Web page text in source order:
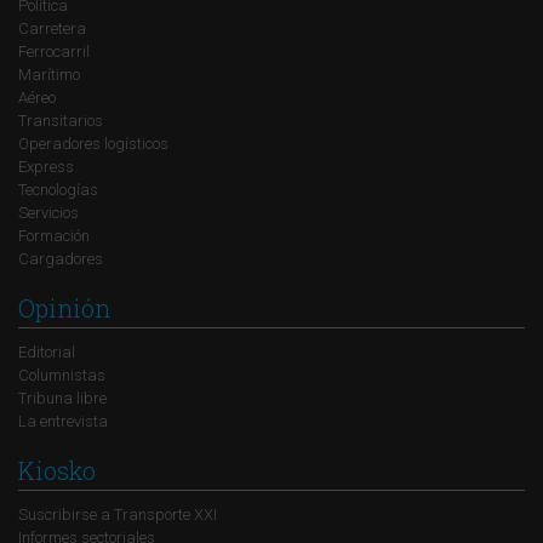
Política
Carretera
Ferrocarril
Marítimo
Aéreo
Transitarios
Operadores logísticos
Express
Tecnologías
Servicios
Formación
Cargadores
Opinión
Editorial
Columnistas
Tribuna libre
La entrevista
Kiosko
Suscribirse a Transporte XXI
Informes sectoriales